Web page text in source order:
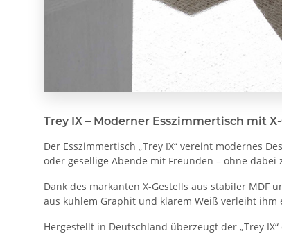
Trey IX – Moderner Esszimmertisch mit
Der Esszimmertisch „Trey IX“ vereint modernes
oder gesellige Abende mit Freunden – ohne
Dank des markanten X-Gestells aus stabiler
aus kühlem Graphit und klarem Weiß verleiht
Hergestellt in Deutschland überzeugt der „Trey